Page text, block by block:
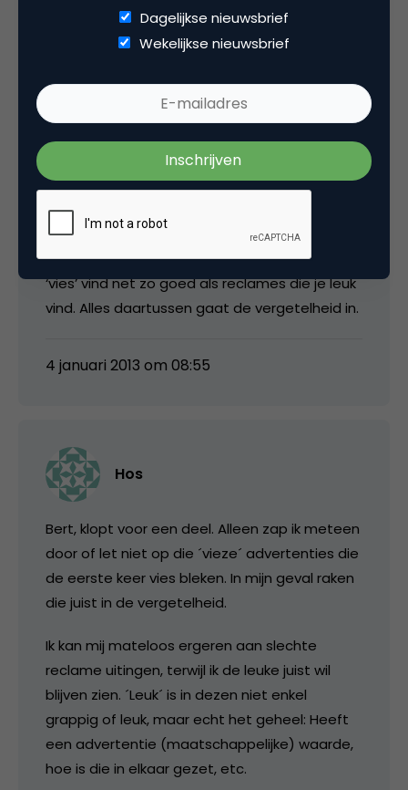
zonder enige vorm van creativiteit worden
4 januari 2013 om 08:38
@Hos Volgens mij onthoud je reclames die je
‘vies’ vind net zo goed als reclames die je leuk
vind. Alles daartussen gaat de vergetelheid in.
4 januari 2013 om 08:55
Hos
Bert, klopt voor een deel. Alleen zap ik meteen
door of let niet op die ´vieze´ advertenties die
de eerste keer vies bleken. In mijn geval raken
die juist in de vergetelheid.
Ik kan mij mateloos ergeren aan slechte
reclame uitingen, terwijl ik de leuke juist wil
blijven zien. ´Leuk´ is in dezen niet enkel
grappig of leuk, maar echt het geheel: Heeft
een advertentie (maatschappelijke) waarde,
hoe is die in elkaar gezet, etc.
Dagelijkse nieuwsbrief
Wekelijkse nieuwsbrief